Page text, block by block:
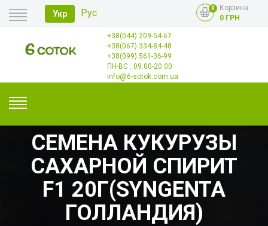
Укр Рус 0
Корзина
0 ГРН
Главная
Оплата
Доставка
+38(044) 209-54-67
+38(067) 334-84-48
+38(099) 561-36-99
ПН-ВС : 09:00-20:00
info@6-sotok.com.ua
СЕМЕНА КУКУРУЗЫ
САХАРНОЙ СПИРИТ
F1 20Г(SYNGENTA
ГОЛЛАНДИЯ)